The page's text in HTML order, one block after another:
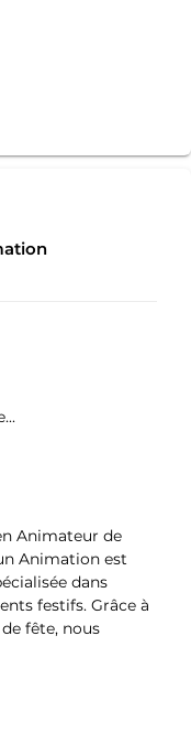
Animateur de
Animation est
dans
festifs. Grâce à
fête, nous